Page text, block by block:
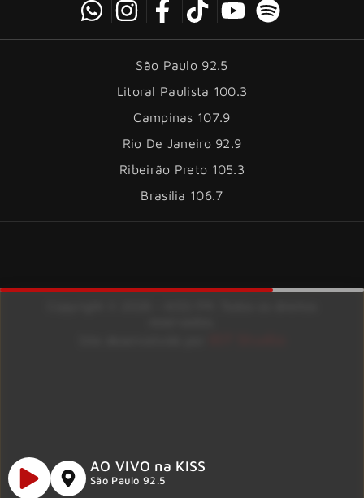
São Paulo 92.5
Litoral Paulista 100.3
Campinas 107.9
Rio De Janeiro 92.9
Ribeirão Preto 105.3
Brasília 106.7
AO VIVO na KISS
São Paulo 92.5